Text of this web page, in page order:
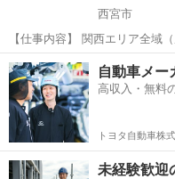
西宮市
【仕事内容】 関西エリア全域
場で、左官工事に従事してい
建物の美観・耐久性を高める重要な仕事です
ートを用いた壁・床の仕...
兵庫 西宮市 その他
自動車メー
高収入・無料
トヨタ自動車株
未経験歓迎